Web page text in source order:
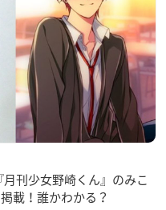
刊少女野崎くん』のみこ
載！誰かわかる？